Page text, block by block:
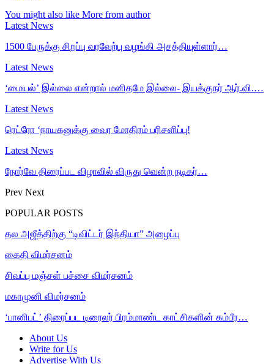
You might also like More from author
Latest News
1500 பேருக்கு சிறப்பு வரவேற்பு வழங்கி அசத்தியுள்ளார்…
Latest News
‘மையல்’ இல்லை என்றால் மனிதமே இல்லை- இயக்குநர் ஆர்.வி.…
Latest News
ரெட்ரோ ‘நாயகனுக்கு வைர மோதிரம் பரிசளிப்பு!
Latest News
நோர்வே திரைப்பட விழாவில் விருது வென்ற நடிகர்…
Prev Next
POPULAR POSTS
தல அஜீத்திற்கு “டிவிட்டர் இந்தியா” அழைப்பு
கைதி விமர்சனம்
சிவப்பு மஞ்சள் பச்சை விமர்சனம்
மகாமுனி விமர்சனம்
‘பானிபட்’ திரைப்பட டிரைலர் பிரம்மாண்ட காட்சிகளின் கம்பீர…
About Us
Write for Us
Advertise With Us